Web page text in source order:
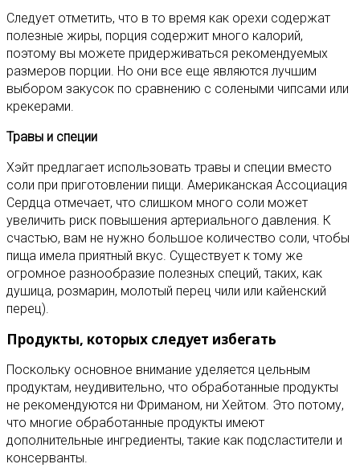
Следует отметить, что в то время как орехи содержат
полезные жиры, порция содержит много калорий,
поэтому вы можете придерживаться рекомендуемых
размеров порции. Но они все еще являются лучшим
выбором закусок по сравнению с солеными чипсами или
крекерами.
Травы и специи
Хэйт предлагает использовать травы и специи вместо
соли при приготовлении пищи. Американская Ассоциация
Сердца отмечает, что слишком много соли может
увеличить риск повышения артериального давления. К
счастью, вам не нужно большое количество соли, чтобы
пища имела приятный вкус. Существует к тому же
огромное разнообразие полезных специй, таких, как
душица, розмарин, молотый перец чили или кайенский
перец).
Продукты, которых следует избегать
Поскольку основное внимание уделяется цельным
продуктам, неудивительно, что обработанные продукты
не рекомендуются ни Фриманом, ни Хейтом. Это потому,
что многие обработанные продукты имеют
дополнительные ингредиенты, такие как подсластители и
консерванты.